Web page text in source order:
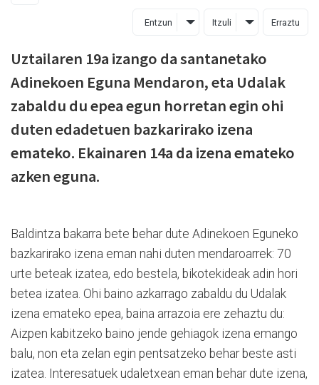
Entzun Itzuli Erraztu
Uztailaren 19a izango da santanetako
Adinekoen Eguna Mendaron, eta Udalak
zabaldu du epea egun horretan egin ohi
duten edadetuen bazkarirako izena
emateko. Ekainaren 14a da izena emateko
azken eguna.
Baldintza bakarra bete behar dute Adinekoen Eguneko
bazkarirako izena eman nahi duten mendaroarrek: 70
urte beteak izatea, edo bestela, bikotekideak adin hori
betea izatea. Ohi baino azkarrago zabaldu du Udalak
izena emateko epea, baina arrazoia ere zehaztu du:
Aizpen kabitzeko baino jende gehiagok izena emango
balu, non eta zelan egin pentsatzeko behar beste asti
izatea. Interesatuek udaletxean eman behar dute izena,